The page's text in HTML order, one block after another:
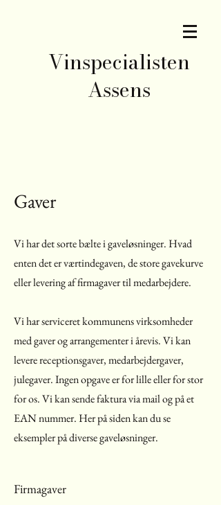
Vinspecialisten
Assens
Gaver
Vi har det sorte bælte i gaveløsninger. Hvad
enten det er værtindegaven, de store gavekurve
eller levering af firmagaver til medarbejdere.
Vi har serviceret kommunens virksomheder
med gaver og arrangementer i årevis. Vi kan
levere receptionsgaver, medarbejdergaver,
julegaver. Ingen opgave er for lille eller for stor
for os. Vi kan sende faktura via mail og på et
EAN nummer. Her på siden kan du se
eksempler på diverse gaveløsninger.
Firmagaver